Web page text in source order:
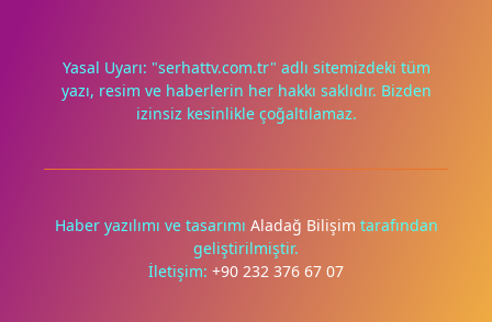
Deneyimini iyileştirmek ve içeriğimizi geliştirmek için çerezler
yalnızca onayınla.
Yasal Uyarı: "serhattv.com.tr" adlı sitemizdeki tüm
yazı, resim ve haberlerin her hakkı saklıdır. Bizden
izinsiz kesinlikle çoğaltılamaz.
Haber yazılımı ve tasarımı Aladağ Bilişim tarafından
geliştirilmiştir.
İletişim: +90 232 376 67 07